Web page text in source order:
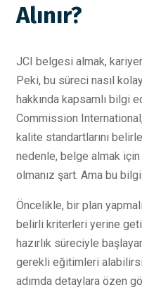
Alınır?
JCI belgesi almak,
Peki, bu süreci nasıl
hakkında kapsamlı bilgi
Commission
kalite standartlarını
nedenle, belge almak için
olmanız şart. Ama bu
Öncelikle, bir plan
belirli kriterleri yerine
hazırlık süreciyle
gerekli eğitimleri
adımda detaylara özen